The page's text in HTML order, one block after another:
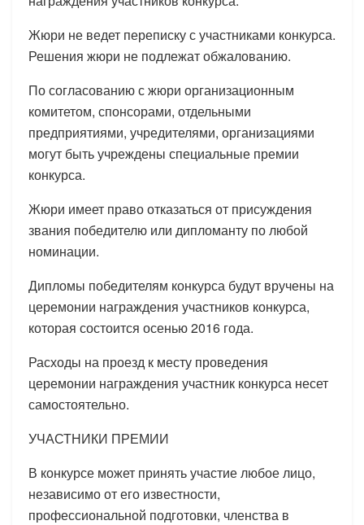
Жюри не ведет переписку с участниками конкурса.
Решения жюри не подлежат обжалованию.
По согласованию с жюри организационным
комитетом, спонсорами, отдельными
предприятиями, учредителями, организациями
могут быть учреждены специальные премии
конкурса.
Жюри имеет право отказаться от присуждения
звания победителю или дипломанту по любой
номинации.
Дипломы победителям конкурса будут вручены на
церемонии награждения участников конкурса,
которая состоится осенью 2016 года.
Расходы на проезд к месту проведения
церемонии награждения участник конкурса несет
самостоятельно.
УЧАСТНИКИ ПРЕМИИ
В конкурсе может принять участие любое лицо,
независимо от его известности,
профессиональной подготовки, членства в